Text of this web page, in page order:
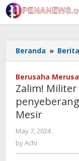
Skip
to
content
Beranda » Berita
Berusaha
Zalim!
Mesir
May 7, 2024
byAchi